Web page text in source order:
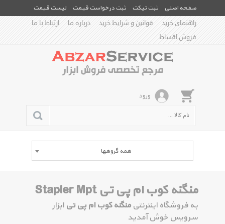
صفحه اصلی ثبت تیکت ثبت درخواست قیمت
لیست قیمت
راهنمای خرید
قوانین و شرایط خرید درباره ما
ارتباط با ما
فروش اقساط
ورود
همه گروهها
منگنه کوب ام پی تی Stapler Mpt
به فروشگاه اینترنتی منگنه کوب ام پی تی ابزار
سرویس خوش آمدید